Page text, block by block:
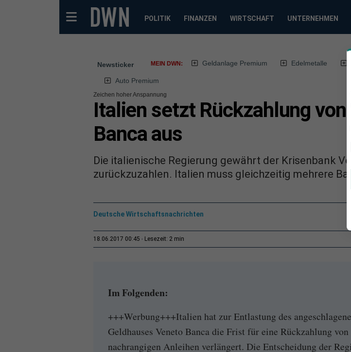
POLITIK FINANZEN WIRTSCHAFT UNTERNEHMEN
Newsticker MEIN DWN: Geldanlage Premium Edelmetalle
Auto Premium
Zeichen hoher Anspannung
Italien setzt Rückzahlung
Banca aus
Die italienische Regierung gewährt der Krisenbank
zurückzuzahlen. Italien muss gleichzeitig mehrere
Deutsche Wirtschaftsnachrichten
18.06.2017 00:45 Lesezeit: 2 min
Im Folgenden:
+++Werbung+++Italien hat zur Entlastung des
Geldhauses Veneto Banca die Frist für eine Rückzahlung von
nachrangigen Anleihen verlängert. Die Entscheidung der